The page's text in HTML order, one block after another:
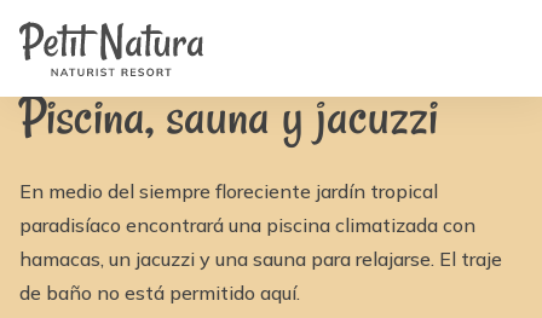
Habitaciones
Fotos
Instalaciones
Noticias
Contacto
NL
EN
FR
DE
Piscina, sauna y jacuzzi | Petit Natura
Piscina, sauna y jacuzzi
En medio del siempre floreciente jardín tropical
paradisíaco encontrará una piscina climatizada con
hamacas, un jacuzzi y una sauna para relajarse. El traje
de baño no está permitido aquí.